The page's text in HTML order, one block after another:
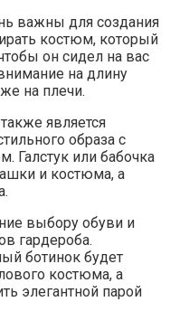
важны для создания
костюм, который
он сидел на вас
на длину
на плечи.
является
образа с
Галстук или бабочка
и костюма, а
выбору обуви и
гардероба.
ботинок будет
костюма, а
элегантной парой